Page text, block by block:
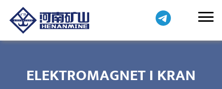
ELEKTROMAGNET I KRAN